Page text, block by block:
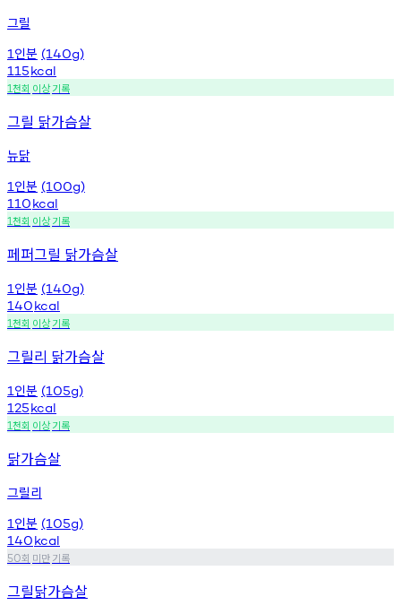
그릴
1 인분 (140g)
115kcal
1천회 이상기록
그릴 닭가슴살
뉴닭
1 인분 (100g)
110kcal
1천회 이상기록
페퍼그릴 닭가슴살
1 인분 (140g)
140kcal
1천회 이상기록
그릴리 닭가슴살
1 인분 (105g)
125kcal
1천회 이상기록
닭가슴살
그릴리
1 인분 (105g)
140kcal
50회 미만기록
그릴닭가슴살